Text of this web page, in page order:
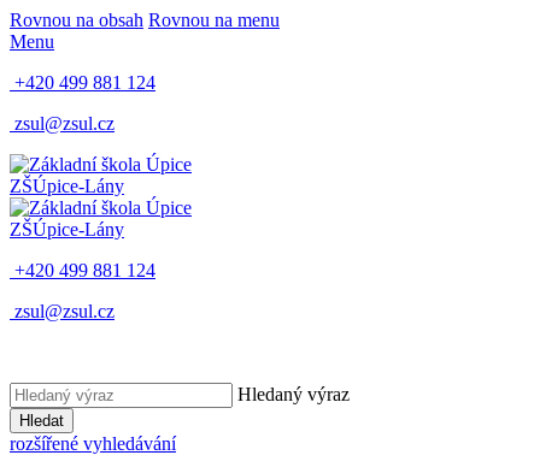
Rovnou na obsah Rovnou na menu
Menu
+420 499 881 124
zsul@zsul.cz
ZŠÚpice-Lány
ZŠÚpice-Lány
+420 499 881 124
zsul@zsul.cz
Hledaný výraz
Hledat
rozšířené vyhledávání